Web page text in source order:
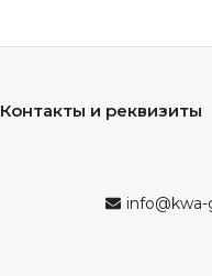
Контакты и реквизиты
info@kwa-